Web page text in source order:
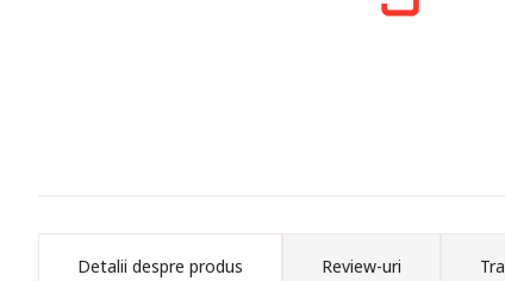
Detalii despre produs Review-uri